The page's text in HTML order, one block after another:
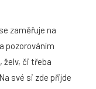
zaměřuje na
pozorováním
želv, či třeba
své si zde přijde